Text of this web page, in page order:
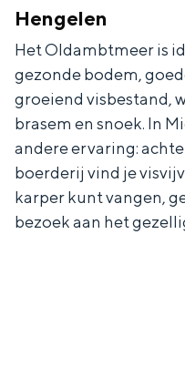
Hengelen
Het Oldambtmeer is
gezonde bodem,
groeiend visbestand,
brasem en snoek. In
andere ervaring:
boerderij vind je
karper kunt vangen,
bezoek aan het